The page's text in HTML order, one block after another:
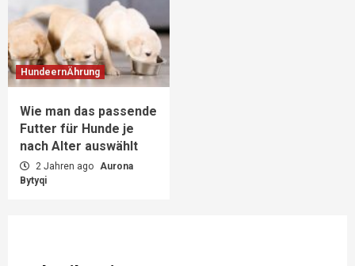
HundeernÄhrung
Wie man das passende
Futter für Hunde je
nach Alter auswählt
2 Jahren ago Aurona
Bytyqi